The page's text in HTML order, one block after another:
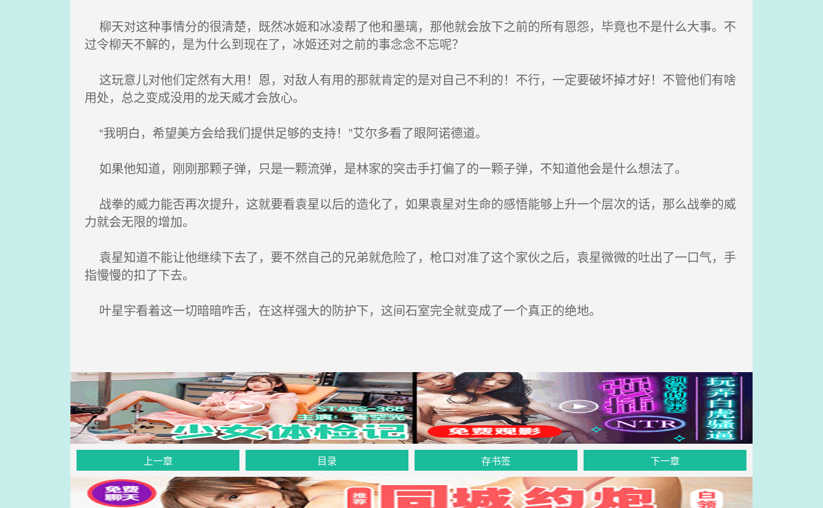
柳天对这种事情分的很清楚，既然冰姬和冰凌帮了他和墨璃，那他就会放下之前的所有恩怨，毕竟也不是什么大事。不
过令柳天不解的，是为什么到现在了，冰姬还对之前的事念念不忘呢？
这玩意儿对他们定然有大用！恩，对敌人有用的那就肯定的是对自己不利的！不行，一定要破坏掉才好！不管他们有啥
用处，总之变成没用的龙天威才会放心。
“我明白，希望美方会给我们提供足够的支持！”艾尔多看了眼阿诺德道。
如果他知道，刚刚那颗子弹，只是一颗流弹，是林家的突击手打偏了的一颗子弹，不知道他会是什么想法了。
战拳的威力能否再次提升，这就要看袁星以后的造化了，如果袁星对生命的感悟能够上升一个层次的话，那么战拳的威
力就会无限的增加。
袁星知道不能让他继续下去了，要不然自己的兄弟就危险了，枪口对准了这个家伙之后，袁星微微的吐出了一口气，手
指慢慢的扣了下去。
叶星宇看着这一切暗暗咋舌，在这样强大的防护下，这间石室完全就变成了一个真正的绝地。
上一章 目录 存书签 下一章